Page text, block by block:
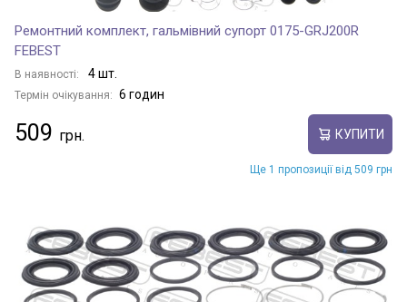
Ремонтний комплект, гальмівний супорт 0175-GRJ200R
FEBEST
В наявності: 4 шт.
Термін очікування: 6 годин
509 КУПИТИ
Ще 1 пропозиції від 509 грн